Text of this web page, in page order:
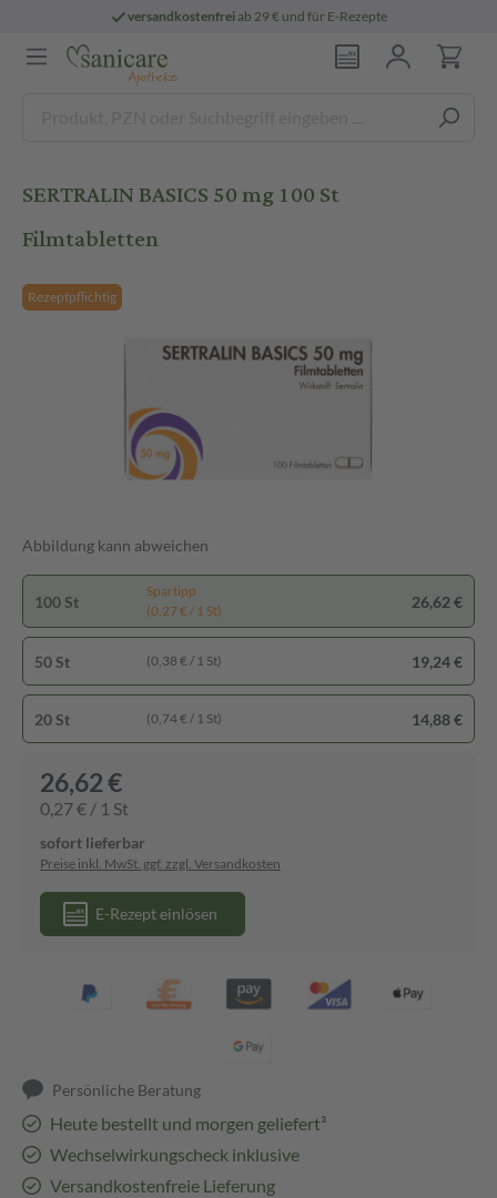
versandkostenfreiab 29 € und für E-Rezepte
SERTRALIN BASICS 50 mg 100 St
Filmtabletten
Rezeptpflichtig
Abbildung kann abweichen
100 St
Spartipp
(0,27 € / 1 St)
26,62 €
50 St (0,38 € / 1 St) 19,24 €
20 St (0,74 € / 1 St) 14,88 €
26,62 €
0,27 € / 1 St
sofort lieferbar
Preise inkl. MwSt. ggf. zzgl. Versandkosten
E-Rezept einlösen
Persönliche Beratung
Heute bestellt und morgen geliefert³
Wechselwirkungscheck inklusive
Versandkostenfreie Lieferung